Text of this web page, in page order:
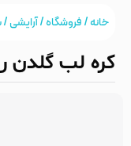
خانه/فروشگاه/آرایشی/
کره لب گلدن